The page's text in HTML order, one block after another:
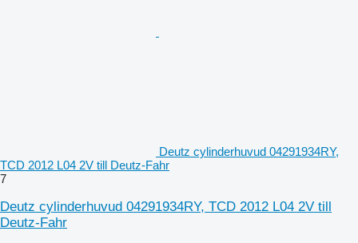
Deutz cylinderhuvud 04291934RY,
TCD 2012 L04 2V till Deutz-Fahr
7
Deutz cylinderhuvud 04291934RY, TCD 2012 L04 2V till
Deutz-Fahr